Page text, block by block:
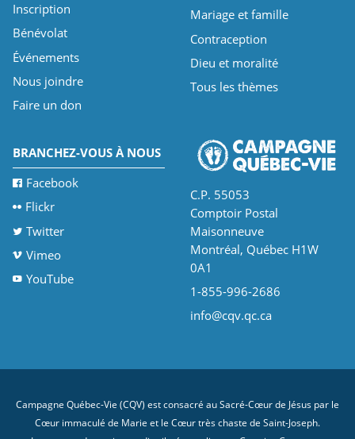
Inscription
Bénévolat
Événements
Nous joindre
Faire un don
Mariage et famille
Contraception
Dieu et moralité
Tous les thèmes
BRANCHEZ-VOUS À NOUS
Facebook
Flickr
Twitter
Vimeo
YouTube
C.P. 55053
Comptoir Postal
Maisonneuve
Montréal, Québec H1W
0A1
1-855-996-2686
info@cqv.qc.ca
Campagne Québec-Vie (CQV) est consacré au Sacré-Cœur de Jésus par le
Cœur immaculé de Marie et le Cœur très chaste de Saint-Joseph.